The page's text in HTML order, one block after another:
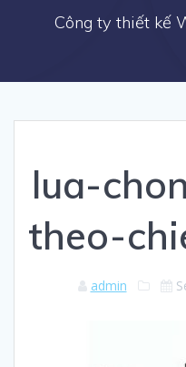
Công ty thiết kế
lua-
theo-
admin